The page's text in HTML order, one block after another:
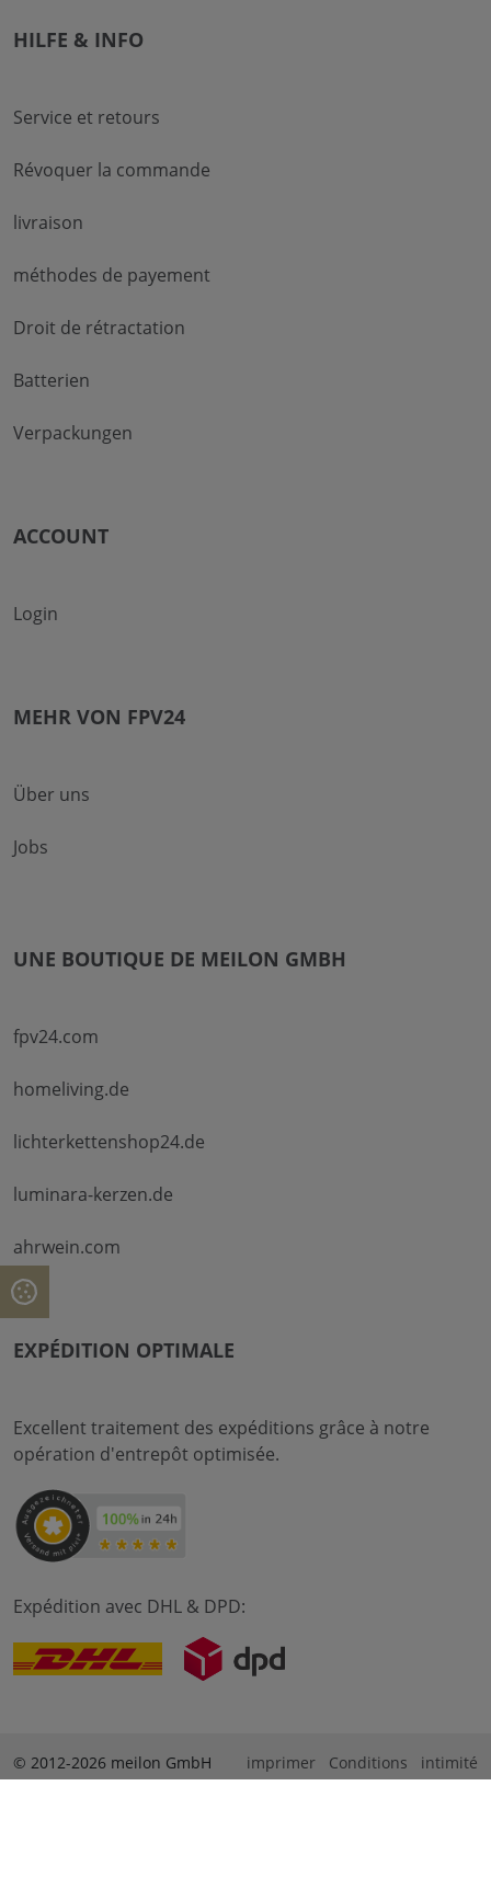
HILFE & INFO
Service et retours
Révoquer la commande
livraison
méthodes de payement
Droit de rétractation
Batterien
Verpackungen
ACCOUNT
Login
MEHR VON FPV24
Über uns
Jobs
UNE BOUTIQUE DE MEILON GMBH
fpv24.com
homeliving.de
lichterkettenshop24.de
luminara-kerzen.de
ahrwein.com
EXPÉDITION OPTIMALE
Excellent traitement des expéditions grâce à notre
opération d'entrepôt optimisée.
Expédition avec DHL & DPD:
© 2012-2026 meilon GmbH imprimer Conditions intimité